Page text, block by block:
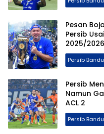
Pesan
Persib
2025/2026
Persib
Persib
Namun
ACL 2
Persib